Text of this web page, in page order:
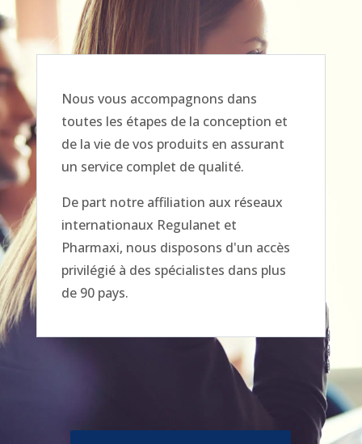
Nous vous accompagnons dans
toutes les étapes de la conception et
de la vie de vos produits en assurant
un service complet de qualité.
De part notre affiliation aux réseaux
internationaux Regulanet et
Pharmaxi, nous disposons d'un accès
privilégié à des spécialistes dans plus
de 90 pays.